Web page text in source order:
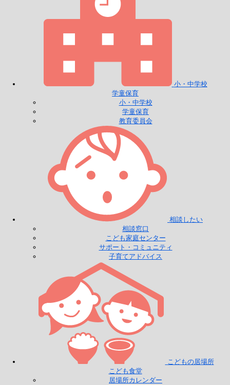
小・中学校
学童保育
小・中学校
学童保育
教育委員会
相談したい
相談窓口
こども家庭センター
サポート・コミュニティ
子育てアドバイス
こどもの居場所
こども食堂
居場所カレンダー